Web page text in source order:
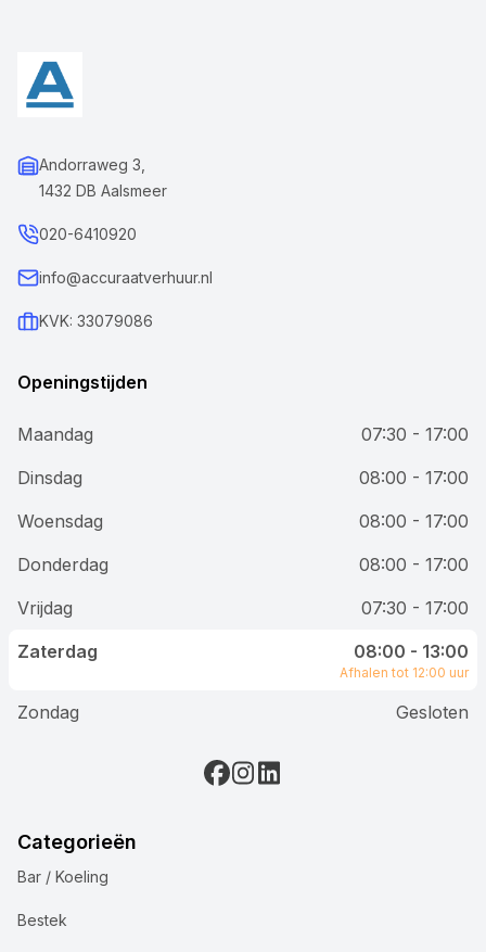
Andorraweg 3,
1432 DB Aalsmeer
020-6410920
info@accuraatverhuur.nl
KVK: 33079086
Openingstijden
Maandag
07:30 - 17:00
Dinsdag
08:00 - 17:00
Woensdag
08:00 - 17:00
Donderdag
08:00 - 17:00
Vrijdag
07:30 - 17:00
Zaterdag
08:00 - 13:00
Afhalen tot 12:00 uur
Zondag Gesloten
Categorieën
Bar / Koeling
Bestek